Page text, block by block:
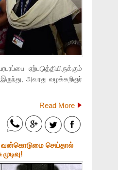
ஏற்படுத்தியிருக்கும்
அவரது வழக்கறிஞர்
Read More
வன்கொடுமை செய்தால்